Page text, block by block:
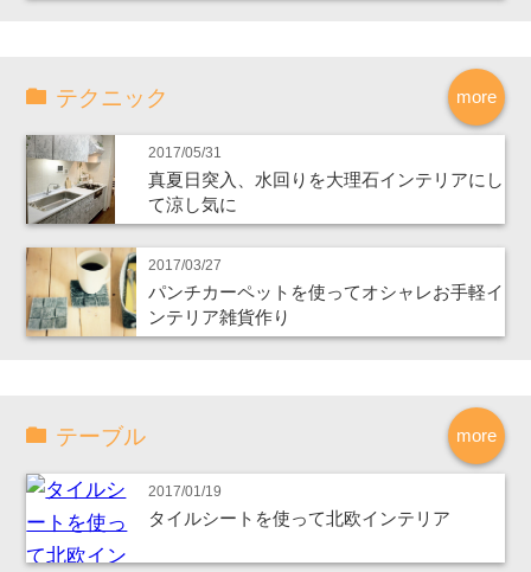
more
テクニック
2017/05/31
真夏日突入、水回りを大理石インテリアにし
て涼し気に
2017/03/27
パンチカーペットを使ってオシャレお手軽イ
ンテリア雑貨作り
more
テーブル
2017/01/19
タイルシートを使って北欧インテリア